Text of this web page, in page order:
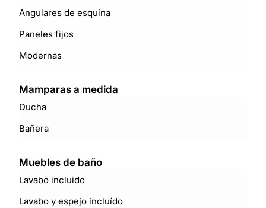
Angulares de esquina
Paneles fijos
Modernas
Mamparas a medida
Ducha
Bañera
Muebles de baño
Lavabo incluido
Lavabo y espejo incluído